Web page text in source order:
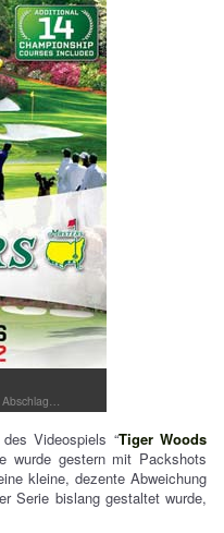
Abschlag…
Videospiels “Tiger Woods
wurde gestern mit Packshots
kleine, dezente Abweichung
Serie bislang gestaltet wurde,